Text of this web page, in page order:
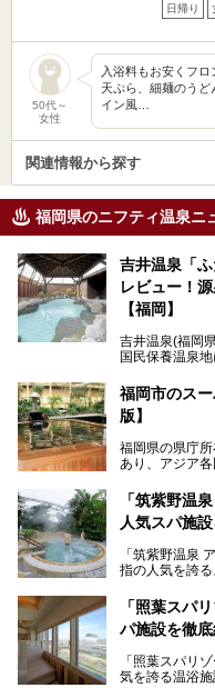
日帰り
50代～
女性
入浴料もお安くフ
天ぷら、細麺のう
イン風…
関連情報から探す
福岡県のニフティ温泉ニ
吉井温泉「
レビュー！
【福岡】
吉井温泉(福岡
国民保養温泉
す。
「ふだん着の温
住民や温泉フ
帰り入浴し、
福岡市のス
版】
福岡県の県庁
あり、アジア
そんな福岡市
れるリゾート
いスーパー銭
「筑紫野温
人気スパ施
「筑紫野温泉
指の人気を誇
入浴客で賑わ
そこで今回は、
ーム・併設す
介します！
「照葉スパ
パ施設を徹底
「照葉スパリ
気を誇る温浴